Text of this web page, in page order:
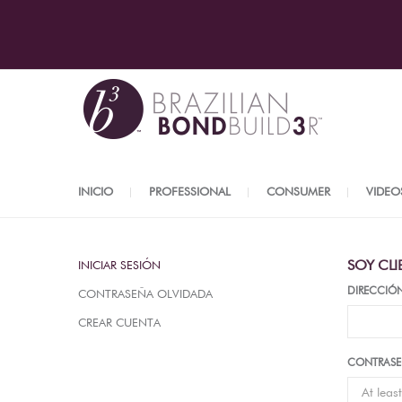
INICIO PROFESSIONAL CONSUMER
INICIAR SESIÓN
CONTRASEÑA OLVIDADA
CREAR CUENTA
SOY